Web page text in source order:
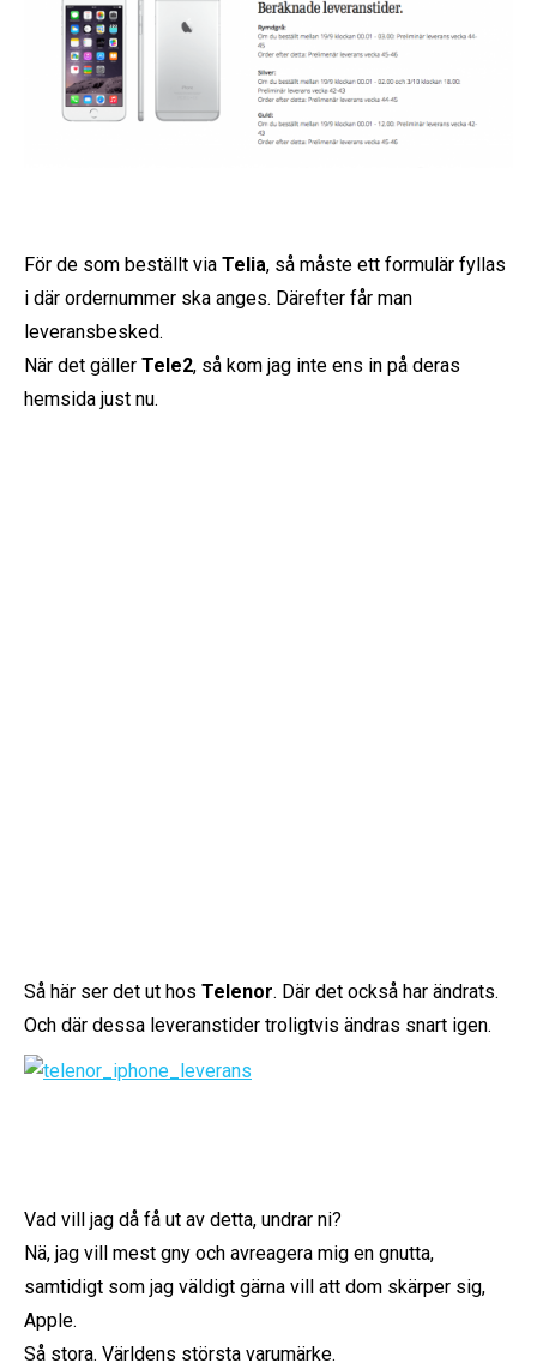
För de som beställt via Telia, så måste ett formulär fyllas
i där ordernummer ska anges. Därefter får man
leveransbesked.
När det gäller Tele2, så kom jag inte ens in på deras
hemsida just nu.
Så här ser det ut hos Telenor. Där det också har ändrats.
Och där dessa leveranstider troligtvis ändras snart igen.
Vad vill jag då få ut av detta, undrar ni?
Nä, jag vill mest gny och avreagera mig en gnutta,
samtidigt som jag väldigt gärna vill att dom skärper sig,
Apple.
Så stora. Världens största varumärke.